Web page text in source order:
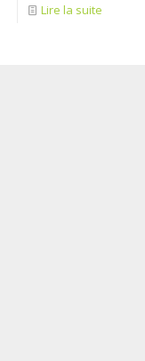
Lire la suite